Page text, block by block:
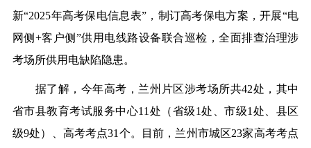
新“2025年高考保电信息表”，制订高考保电方案，开展“电
网侧+客户侧”供用电线路设备联合巡检，全面排查治理涉
考场所供用电缺陷隐患。
据了解，今年高考，兰州片区涉考场所共42处，其中
省市县教育考试服务中心11处（省级1处、市级1处、县区
级9处）、高考考点31个。目前，兰州市城区23家高考考点